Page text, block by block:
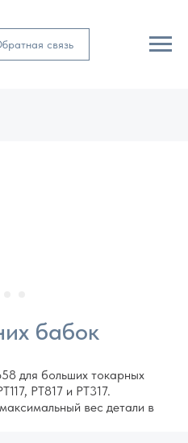
связь
бабок
для больших токарных
РТ817 и РТ317.
вес детали в